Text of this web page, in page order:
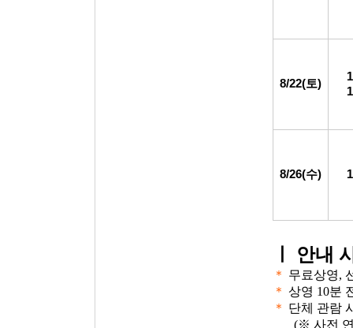
8/22(토)
8/26(수)
안내
＊ 무료상영,
＊ 상영 10분
＊ 단체 관람
(※ 사전